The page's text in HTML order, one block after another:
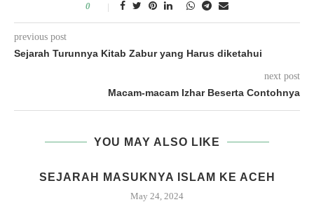
0
previous post
Sejarah Turunnya Kitab Zabur yang Harus diketahui
next post
Macam-macam Izhar Beserta Contohnya
YOU MAY ALSO LIKE
SEJARAH MASUKNYA ISLAM KE ACEH
May 24, 2024